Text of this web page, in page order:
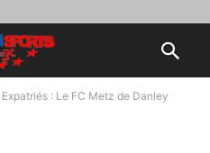
: Le FC Metz de Danley